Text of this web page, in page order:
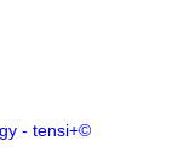
- tensi+©